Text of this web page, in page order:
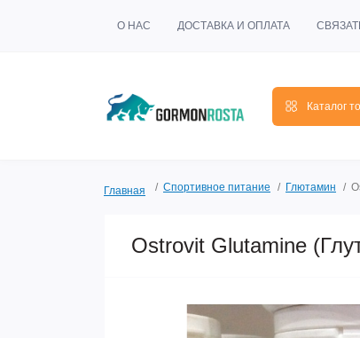
О НАС ДОСТАВКА И ОПЛАТА
Каталог
Главная Спортивное питание Глютамин
Ostrovit Glutamine